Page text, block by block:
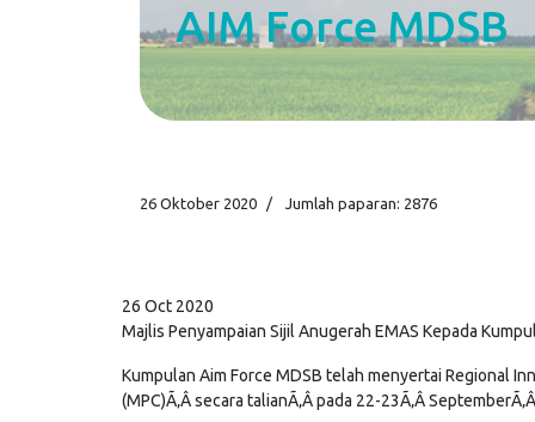
AIM Force MDSB
26 Oktober 2020 Jumlah paparan: 2876
26 Oct 2020
Majlis Penyampaian Sijil Anugerah EMAS Kepada
Kumpulan Aim Force MDSB telah menyertai Regional
(MPC)Ã‚Â secara talianÃ‚Â pada 22-23Ã‚Â